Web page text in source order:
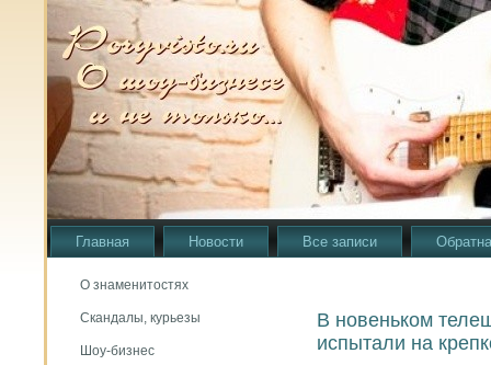
Главная Новости Все записи
О знаменитостях
Скандалы, курьезы
Шоу-бизнес
В новеньком
испытали на